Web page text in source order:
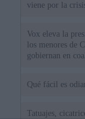
viene por la
Vox eleva la
los menores de
gobiernan en
Qué fácil es
Tatuajes,